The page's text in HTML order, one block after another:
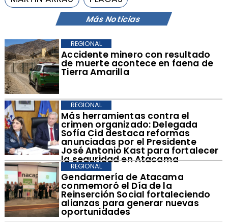
Más Noticias
Accidente minero con resultado
de muerte acontece en faena de
Tierra Amarilla
REGIONAL
​Más herramientas contra el
crimen organizado: Delegada
Sofía Cid destaca reformas
anunciadas por el Presidente
José Antonio Kast para fortalecer
la seguridad en Atacama
REGIONAL
​Gendarmería de Atacama
conmemoró el Día de la
Reinserción Social fortaleciendo
alianzas para generar nuevas
oportunidades
REGIONAL